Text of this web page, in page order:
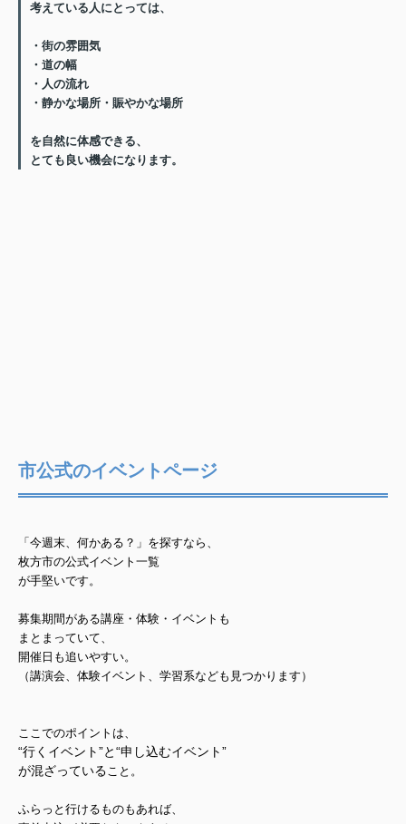
考えている人にとっては、
・街の雰囲気
・道の幅
・人の流れ
・静かな場所・賑やかな場所
を自然に体感できる、
とても良い機会になります。
市公式のイベントページ
「今週末、何かある？」を探すなら、
枚方市の公式イベント一覧
が手堅いです。
募集期間がある講座・体験・イベントも
まとまっていて、
開催日も追いやすい。
（講演会、体験イベント、学習系なども見つかります）
ここでのポイントは
“行くイベント”と“申し込むイベント”
が混ざっている こと。
ふらっと行けるものもあれば、